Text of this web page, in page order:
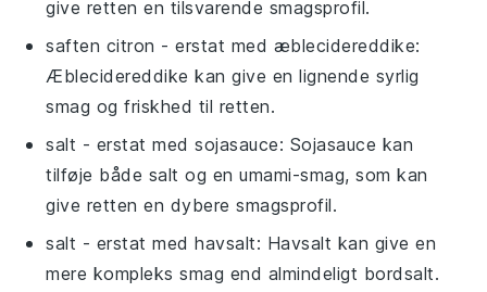
give retten en tilsvarende smagsprofil.
saften citron - erstat med æblecidereddike:
Æblecidereddike kan give en lignende syrlig
smag og friskhed til retten.
salt - erstat medsojasauce: Sojasauce kan
tilføje både salt og en umami-smag, som kan
give retten en dybere smagsprofil.
salt - erstat medhavsalt: Havsalt kan give en
mere kompleks smag end almindeligt bordsalt.